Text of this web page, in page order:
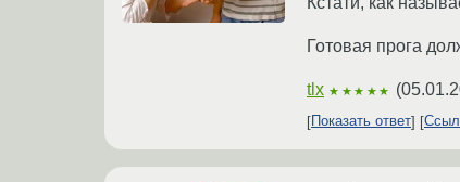
Готовая прога
tlx ★★★★★ (
Показать ответ